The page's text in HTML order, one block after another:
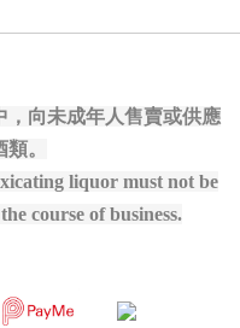
，向未成年人售賣或供應
。
liquor must not be
course of business.